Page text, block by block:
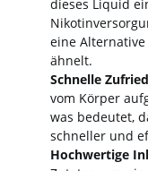
dieses Liquid
eine
ähnelt.
Schnelle
vom Körper
was bedeutet,
schneller und
Hochwertige